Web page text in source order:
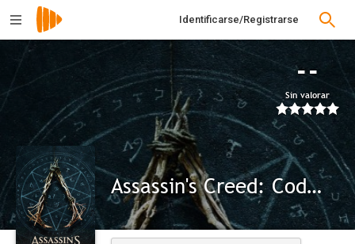
Identificarse/Registrarse
--
Sin valorar
Assassin's Creed: Codename Hexe